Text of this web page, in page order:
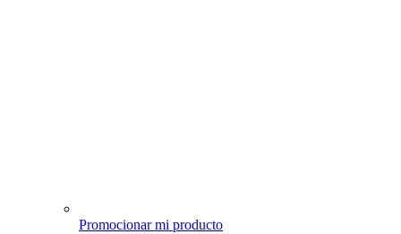
Promocionar mi producto